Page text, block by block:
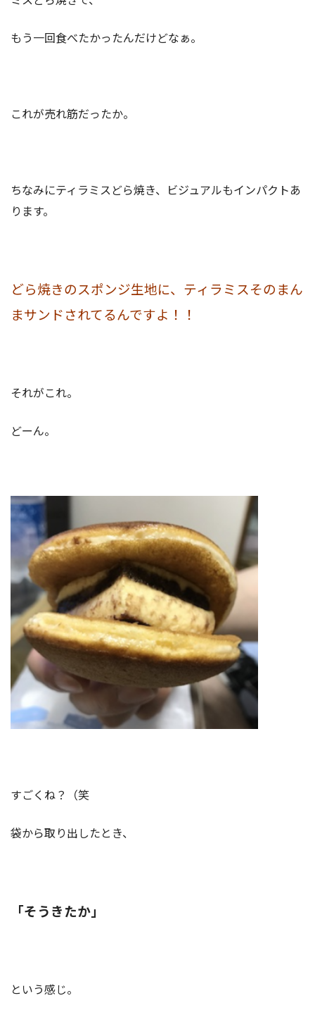
もう一回食べたかったんだけどなぁ。
これが売れ筋だったか。
ちなみにティラミスどら焼き、ビジュアルもインパクトあ
ります。
どら焼きのスポンジ生地に、ティラミスそのまん
まサンドされてるんですよ！！
それがこれ。
どーん。
すごくね？（笑
袋から取り出したとき、
「そうきたか」
という感じ。